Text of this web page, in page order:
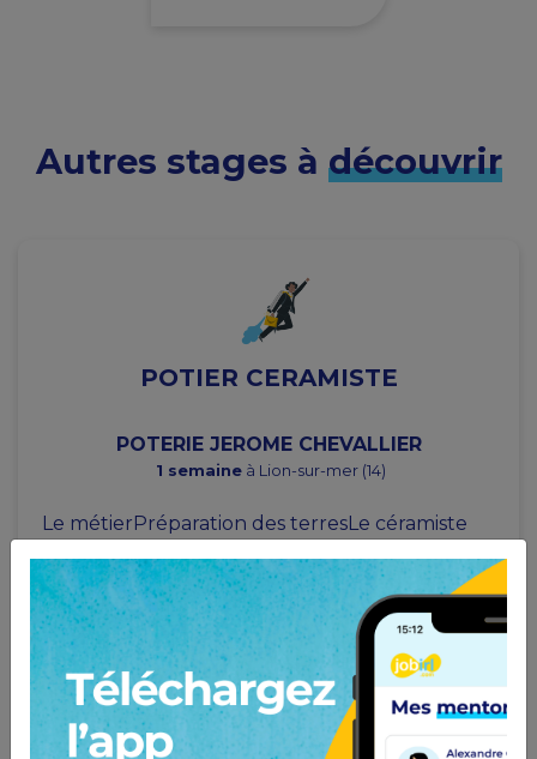
Autres stages à découvrir
POTIER CERAMISTE
POTERIE JEROME CHEVALLIER
1 semaineà Lion-sur-mer (14)
Le métierPréparation des terresLe céramiste